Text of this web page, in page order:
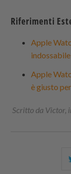
Riferimenti
Apple
Apple
è giusto
Scritto da Victor,